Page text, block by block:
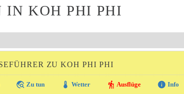
IN KOH PHI PHI
ZU KOH PHI PHI
travel_explore Zu tun thermostat Wetter hiking Ausflüge info Info